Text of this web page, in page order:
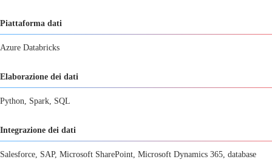
Piattaforma dati
Azure Databricks
Elaborazione dei dati
Python, Spark, SQL
Integrazione dei dati
Salesforce, SAP, Microsoft SharePoint, Microsoft Dynamics 365, database